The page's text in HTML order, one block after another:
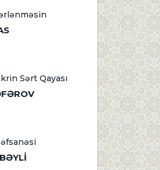
Sərt Qayası